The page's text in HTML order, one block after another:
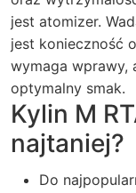
jest atomizer.
jest konieczność
wymaga wprawy,
optymalny smak.
Kylin M
najtaniej?
Do